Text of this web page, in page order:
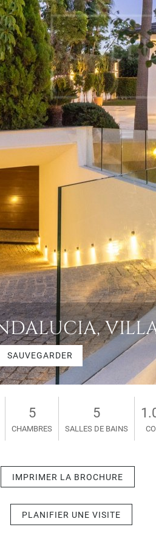
SAUVEGARDER
5
CHAMBRES
5
SALLES DE BAINS
IMPRIMER LA BROCHURE
PLANIFIER UNE VISITE